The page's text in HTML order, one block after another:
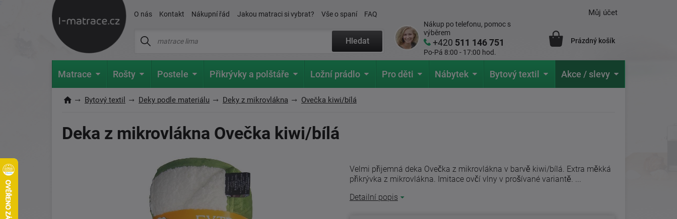
O nás Kontakt Nákupní řád Jakou matraci si vybrat? Vše o spaní FAQ
Hledat
Nákup po telefonu, pomoc s
výběrem
+420 511 146 751
Po-Pá 8:00 - 17:00 hod.
Můj účet
Prázdný košík
Matrace Rošty Postele Přikrývky a polštáře Ložní prádlo Pro děti Nábytek Bytový textil Akce / slevy
Bytový textil Deky podle materiálu Deky z mikrovlákna Ovečka kiwi/bílá
Deka z mikrovlákna Ovečka kiwi/bílá
Velmi přijemná deka Ovečka z mikrovlákna v barvě kiwi/bílá. Extra měkká
přikrývka z mikrovlákna. Imitace ovčí vlny v prošívané variantě. ...
Detailní popis